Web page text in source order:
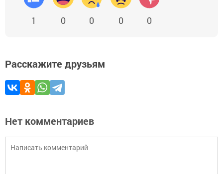
1 0 0 0 0
Расскажите друзьям
Нет комментариев